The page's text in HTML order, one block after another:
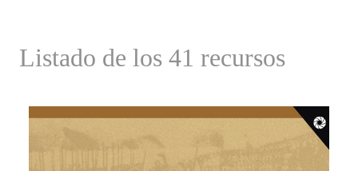
Listado de los 41 recursos